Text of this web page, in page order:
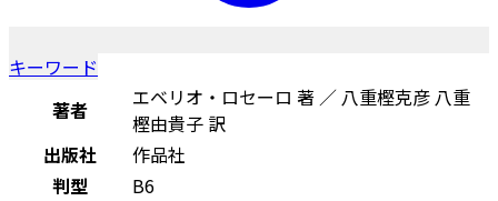
キーワード
著者
エベリオ・ロセーロ 著 ／ 八重樫克彦 八重
樫由貴子 訳
出版社
作品社
判型
B6